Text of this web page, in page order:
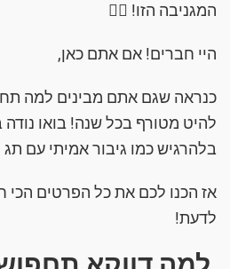
המגניבה הזו! 👮‍♀️
היי חברים! אם אתם כאן,
כנראה שגם אתם מבינים למה
להיט מטורף בכל שנה! בואו
בלהרגיש כמו גיבור אמיתי עם תג
אז הכנו לכם את כל הפרטים הכי
לדעת!